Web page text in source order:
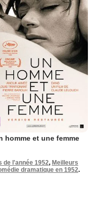
homme et une femme
de l'année 1952, Meilleurs
dramatique en 1952.